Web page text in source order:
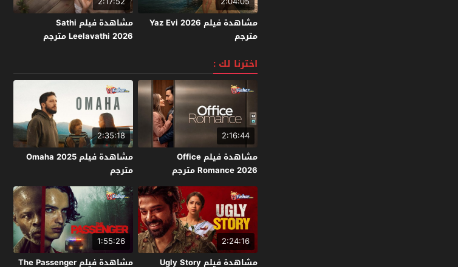
مشاهدة فيلم Yaz Evi 2026
مترجم
مشاهدة فيلم Sathi
Leelavathi 2026 مترجم
اخترنا لك :
2:16:44
مشاهدة فيلم Office
Romance 2026 مترجم
2:35:18
مشاهدة فيلم Omaha 2025
مترجم
2:24:16
مشاهدة فيلم Ugly Story
1:55:26
مشاهدة فيلم The Passenger